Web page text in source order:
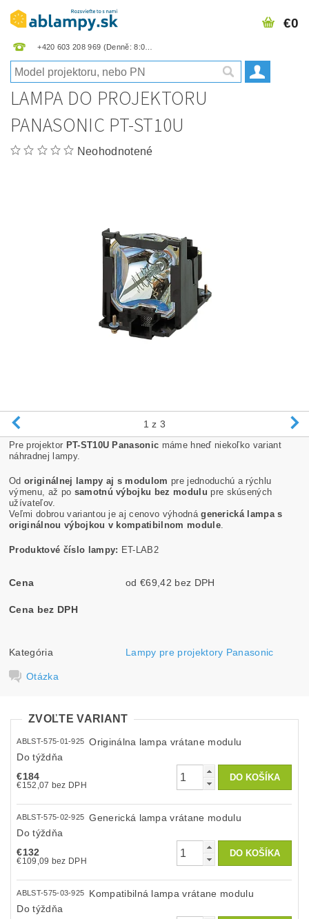
+420 603 208 969
€0
LAMPA DO PROJEKTORU
PANASONIC PT-ST10U
Neohodnotené
1 z 3
Pre projektor PT-ST10U Panasonic máme hneď niekoľko variant
náhradnej lampy.
Odoriginálnej lampy aj s modulom pre jednoduchú a rýchlu
výmenu, až po samotnú výbojku bez modulu pre skúsených
užívateľov.
Veľmi dobrou variantou je aj cenovo výhodnágenerická lampa s
originálnou výbojkou v kompatibilnom module.
Produktové číslo lampy: ET-LAB2
Cena od €69,42 bez DPH
Cena bez DPH
Kategória Lampy pre projektory Panasonic
Otázka
ZVOĽTE VARIANT
ABLST-575-01-925
Originálna lampa vrátane modulu
Do týždňa
€184
€152,07 bez DPH
ABLST-575-02-925
Generická lampa vrátane modulu
Do týždňa
€132
€109,09 bez DPH
ABLST-575-03-925
Kompatibilná lampa vrátane modulu
Do týždňa